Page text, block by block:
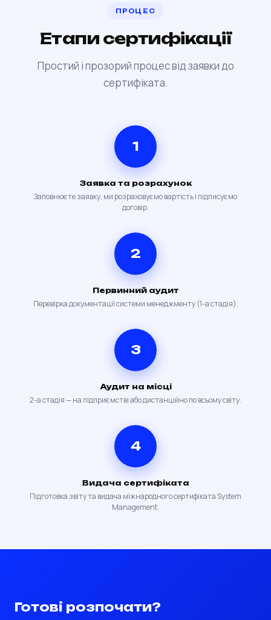
ПРОЦЕС
Етапи сертифікації
Простий і прозорий процес від заявки до
сертифіката.
1
Заявка та розрахунок
Заповнюєте заявку, ми розраховуємо вартість і підписуємо
договір.
2
Первинний аудит
Перевірка документації системи менеджменту (1-а стадія).
3
Аудит на місці
2-а стадія — на підприємстві або дистанційно по всьому світу.
4
Видача сертифіката
Підготовка звіту та видача міжнародного сертифіката System
Management.
Готові розпочати?